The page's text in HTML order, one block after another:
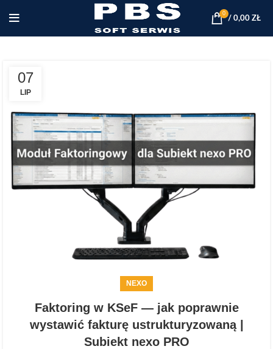
0
/ 0,00 ZŁ
07
LIP
NEXO
Faktoring w KSeF — jak poprawnie
wystawić fakturę ustrukturyzowaną |
Subiekt nexo PRO